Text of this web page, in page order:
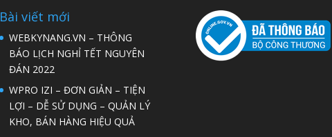
Bài viết mới
WEBKYNANG.VN – THÔNG
BÁO LỊCH NGHỈ TẾT NGUYÊN
ĐÁN 2022
WPRO IZI – ĐƠN GIẢN – TIỆN
LỢI – DỄ SỬ DỤNG – QUẢN LÝ
KHO, BÁN HÀNG HIỆU QUẢ